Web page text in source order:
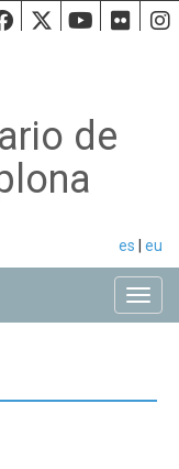
Facebook
Twiiter
de
es eu